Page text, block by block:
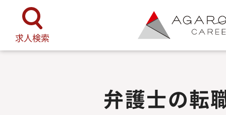
求人検索
TOP 弁護士の転職事例 化学メ
弁護士の転